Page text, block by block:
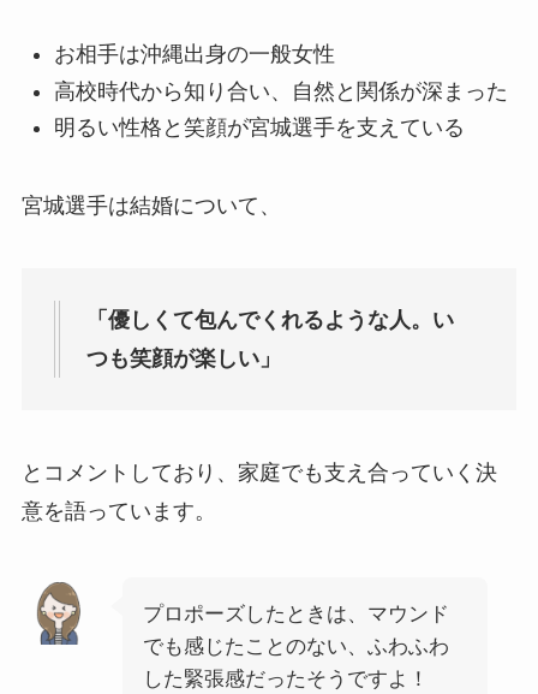
お相手は沖縄出身の一般女性
高校時代から知り合い、自然と関係が深まった
明るい性格と笑顔が宮城選手を支えている
宮城選手は結婚について、
「優しくて包んでくれるような人。い
つも笑顔が楽しい」
とコメントしており、家庭でも支え合っていく決
意を語っています。
プロポーズしたときは、マウンド
でも感じたことのない、ふわふわ
した緊張感だったそうですよ！